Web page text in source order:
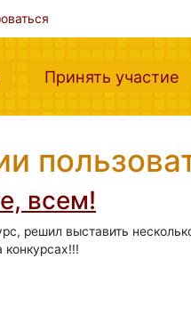
(current)Принять участие
всем!
решил выставить